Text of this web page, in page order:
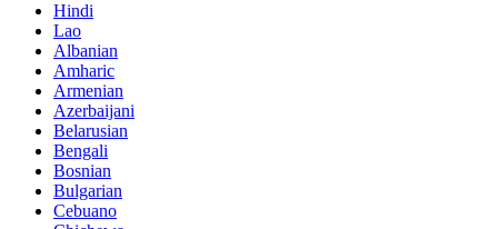
Hindi
Lao
Albanian
Amharic
Armenian
Azerbaijani
Belarusian
Bengali
Bosnian
Bulgarian
Cebuano